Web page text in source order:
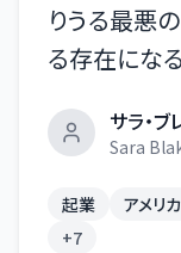
りうる最悪
る存在にな
サラ・ブ
Sara
起業 アメリカ
+7